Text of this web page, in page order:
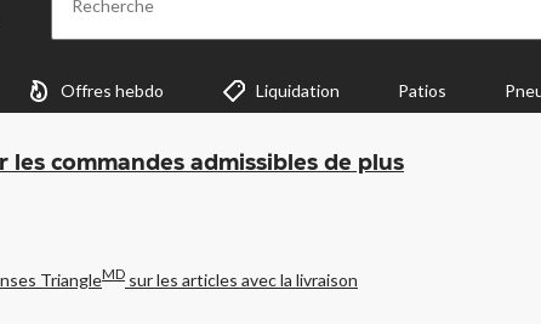
Recherche
Offres hebdo Liquidation Patios
commandes admissibles de plus
TriangleMD sur les articles avec la livraison